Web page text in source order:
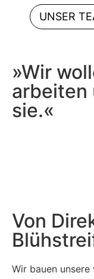
UNSER
»Wir
arbeiten
sie.«
Von
Wir bauen